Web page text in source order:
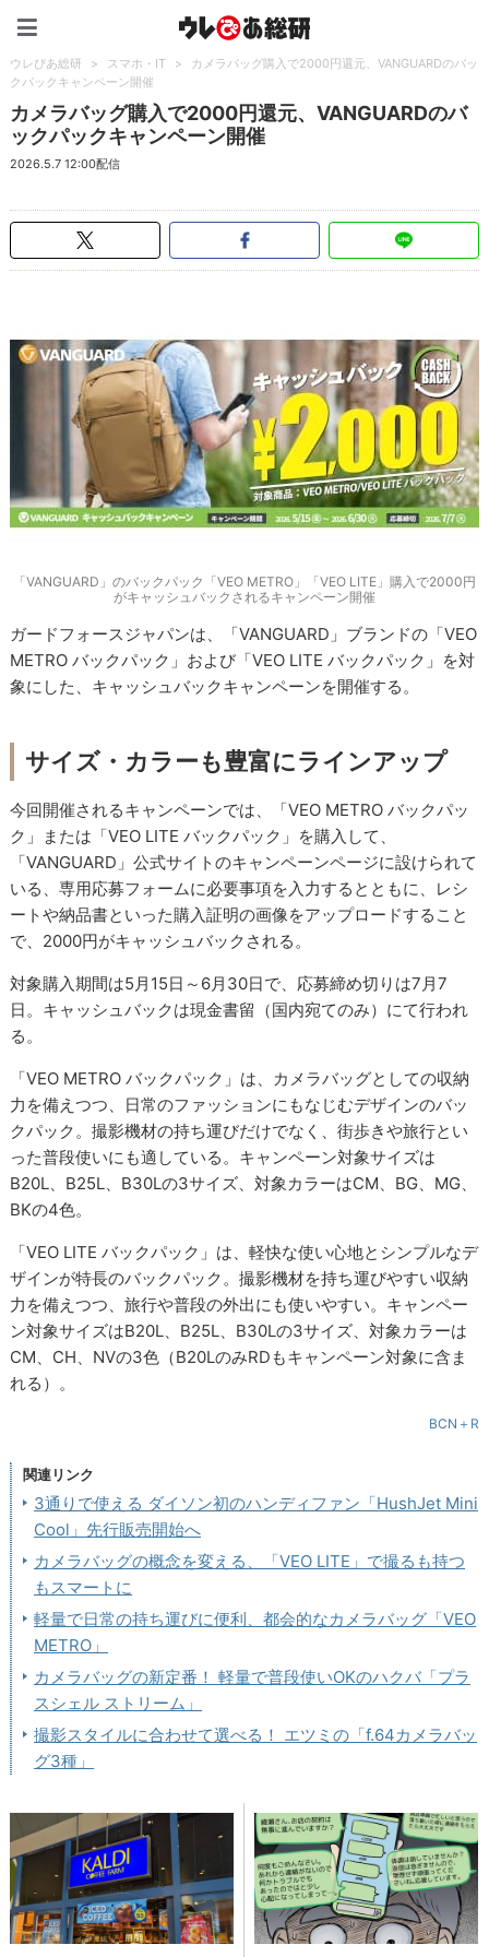
ウレぴあ総研 > スマホ・IT >
カメラバッグ購入で2000円還元、VANGUARDのバッ
クパックキャンペーン開催
カメラバッグ購入で2000円還元、VANGUARDのバ
ックパックキャンペーン開催
2026.5.7 12:00配信
「VANGUARD」のバックパック「VEO METRO」「VEO LITE」購入で2000円
がキャッシュバックされるキャンペーン開催
ガードフォースジャパンは、「VANGUARD」ブランドの「VEO
METRO バックパック」および「VEO LITE バックパック」を対
象にした、キャッシュバックキャンペーンを開催する。
サイズ・カラーも豊富にラインアップ
今回開催されるキャンペーンでは、「VEO METRO バックパッ
ク」または「VEO LITE バックパック」を購入して、
「VANGUARD」公式サイトのキャンペーンページに設けられて
いる、専用応募フォームに必要事項を入力するとともに、レシ
ートや納品書といった購入証明の画像をアップロードすること
で、2000円がキャッシュバックされる。
対象購入期間は5月15日～6月30日で、応募締め切りは7月7
日。キャッシュバックは現金書留（国内宛てのみ）にて行われ
る。
「VEO METRO バックパック」は、カメラバッグとしての収納
力を備えつつ、日常のファッションにもなじむデザインのバッ
クパック。撮影機材の持ち運びだけでなく、街歩きや旅行とい
った普段使いにも適している。キャンペーン対象サイズは
B20L、B25L、B30Lの3サイズ、対象カラーはCM、BG、MG、
BKの4色。
「VEO LITE バックパック」は、軽快な使い心地とシンプルなデ
ザインが特長のバックパック。撮影機材を持ち運びやすい収納
力を備えつつ、旅行や普段の外出にも使いやすい。キャンペー
ン対象サイズはB20L、B25L、B30Lの3サイズ、対象カラーは
CM、CH、NVの3色（B20LのみRDもキャンペーン対象に含ま
れる）。
BCN＋R
関連リンク
3通りで使える ダイソン初のハンディファン「HushJet Mini
Cool」先行販売開始へ
カメラバッグの概念を変える、「VEO LITE」で撮るも持つ
もスマートに
軽量で日常の持ち運びに便利、都会的なカメラバッグ「VEO
METRO」
カメラバッグの新定番！ 軽量で普段使いOKのハクバ「プラ
スシェル ストリーム」
撮影スタイルに合わせて選べる！ エツミの「f.64カメラバッ
グ3種」